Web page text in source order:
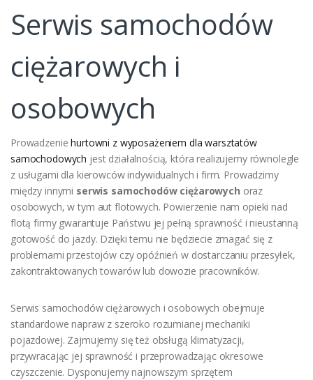
Serwis samochodów
ciężarowych i
osobowych
Prowadzeniehurtowni z wyposażeniem dla warsztatów
samochodowych jest działalnością, która realizujemy równolegle
z usługami dla kierowców indywidualnych i firm. Prowadzimy
między innymi serwis samochodów ciężarowych oraz
osobowych, w tym aut flotowych. Powierzenie nam opieki nad
flotą firmy gwarantuje Państwu jej pełną sprawność i nieustanną
gotowość do jazdy. Dzięki temu nie będziecie zmagać się z
problemami przestojów czy opóźnień w dostarczaniu przesyłek,
zakontraktowanych towarów lub dowozie pracowników.
Serwis samochodów ciężarowych i osobowych obejmuje
standardowe napraw z szeroko rozumianej mechaniki
pojazdowej. Zajmujemy się też obsługą klimatyzacji,
przywracając jej sprawność i przeprowadzając okresowe
czyszczenie. Dysponujemy najnowszym sprzętem